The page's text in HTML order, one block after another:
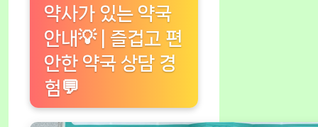
약사가 있는 약국
안내💡 | 즐겁고 편
안한 약국 상담 경
험💬